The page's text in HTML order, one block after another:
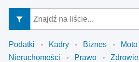
Podatki Kadry Biznes
Moto
Nieruchomości
Prawo Zdrowie